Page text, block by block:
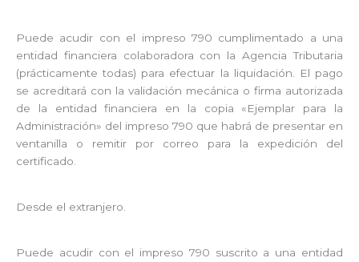
Puede acudir con el impreso 790 cumplimentado a una
entidad financiera colaboradora con la Agencia Tributaria
(prácticamente todas) para efectuar la liquidación. El pago
se acreditará con la validación mecánica o firma autorizada
de la entidad financiera en la copia «Ejemplar para la
Administración» del impreso 790 que habrá de presentar en
ventanilla o remitir por correo para la expedición del
certificado.
Desde el extranjero.
Puede acudir con el impreso 790 suscrito a una entidad